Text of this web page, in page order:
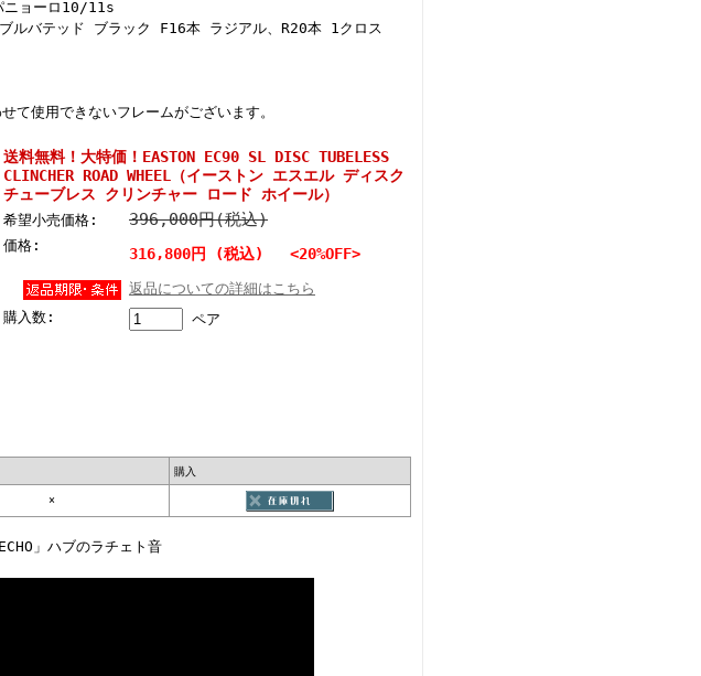
ニョーロ10/11s
ルバテッド ブラック F16本 ラジアル、R20本 1クロス
て使用できないフレームがございます。
送料無料！大特価！EASTON EC90 SL DISC TUBELESS
CLINCHER ROAD WHEEL（イーストン エスエル ディスク
チューブレス クリンチャー ロード ホイール）
希望小売価格: 396,000円(税込)
価格: 316,800円 (税込) <20%OFF>
返品についての詳細はこちら
購入数:
ペア
購入
×
」ハブのラチェト音